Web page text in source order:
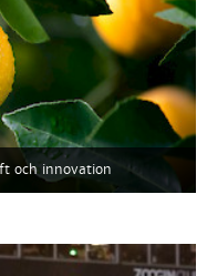
och innovation